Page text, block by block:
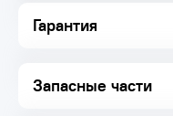
Гарантия
Запасные части